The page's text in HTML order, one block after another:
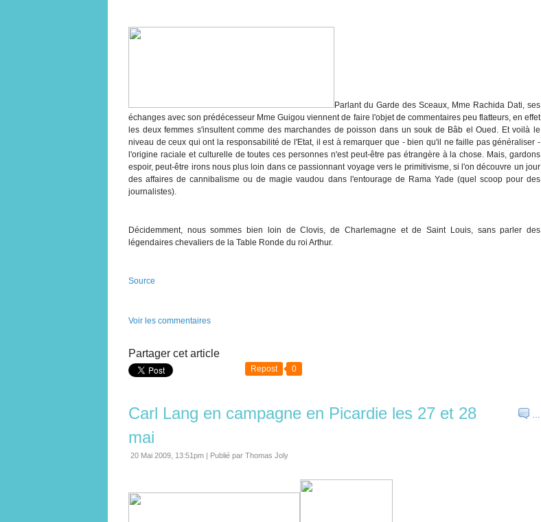
Parlant du Garde des Sceaux, Mme Rachida Dati, ses
échanges avec son prédécesseur Mme Guigou viennent de faire l'objet de commentaires peu flatteurs, en effet
les deux femmes s'insultent comme des marchandes de poisson dans un souk de Bâb el Oued. Et voilà le
niveau de ceux qui ont la responsabilité de l'Etat, il est à remarquer que - bien qu'il ne faille pas généraliser -
l'origine raciale et culturelle de toutes ces personnes n'est peut-être pas étrangère à la chose. Mais, gardons
espoir, peut-être irons nous plus loin dans ce passionnant voyage vers le primitivisme, si l'on découvre un jour
des affaires de cannibalisme ou de magie vaudou dans l'entourage de Rama Yade (quel scoop pour des
journalistes).
Décidemment, nous sommes bien loin de Clovis, de Charlemagne et de Saint Louis, sans parler des
légendaires chevaliers de la Table Ronde du roi Arthur.
Source
Voir les commentaires
Partager cet article
Repost 0
…
Carl Lang en campagne en Picardie les 27 et 28
mai
20 Mai 2009, 13:51pm | Publié par Thomas Joly